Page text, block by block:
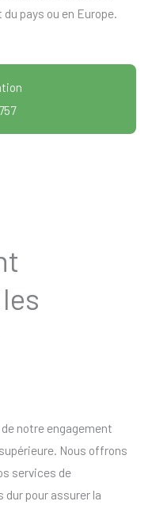
pays ou en Europe.
notre engagement
Nous offrons
services de
pour assurer la